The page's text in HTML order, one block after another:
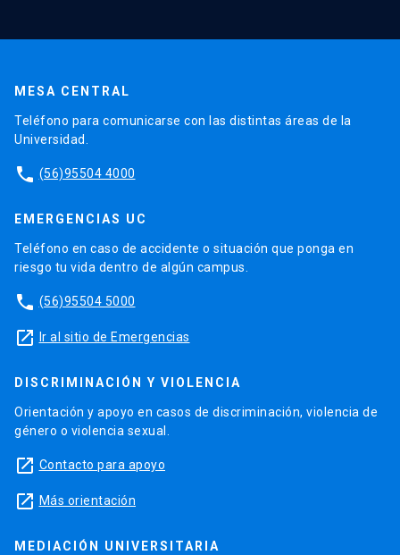
MESA CENTRAL
Teléfono para comunicarse con las distintas áreas de la
Universidad.
phone (56)95504 4000
EMERGENCIAS UC
Teléfono en caso de accidente o situación que ponga en
riesgo tu vida dentro de algún campus.
phone (56)95504 5000
launch Ir al sitio de Emergencias
DISCRIMINACIÓN Y VIOLENCIA
Orientación y apoyo en casos de discriminación, violencia de
género o violencia sexual.
launch Contacto para apoyo
launch Más orientación
MEDIACIÓN UNIVERSITARIA